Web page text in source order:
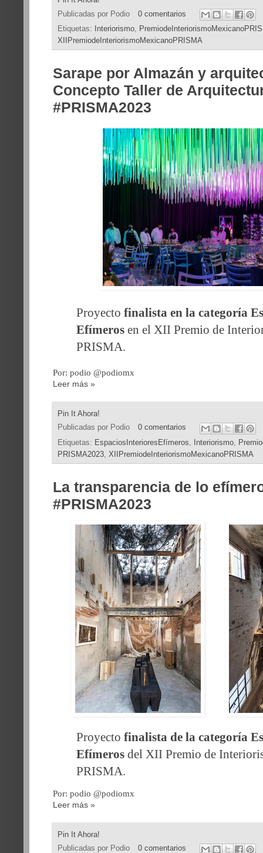
Publicadas por Podio
0 comentarios
Etiquetas:
Interiorismo
XIIPremiodeInteriorismoMexicanoPRISMA
Sarape por Almazán y
Concepto Taller de
#PRISMA2023
Proyecto finalista en la categoría
Efímeros en el XII Premio de
PRISMA.
Por: podio @podiomx
Leer más »
Pin It Ahora!
Publicadas por Podio
0 comentarios
Etiquetas: EspaciosInterioresEfímeros Interiorismo
PRISMA2023 XIIPremiodeInteriorismoMexicanoPRISMA
La transparencia de lo
#PRISMA2023
Proyecto finalista de la categoría
Efímeros del XII Premio de
PRISMA.
Por: podio @podiomx
Leer más »
Pin It Ahora!
Publicadas por Podio
0 comentarios